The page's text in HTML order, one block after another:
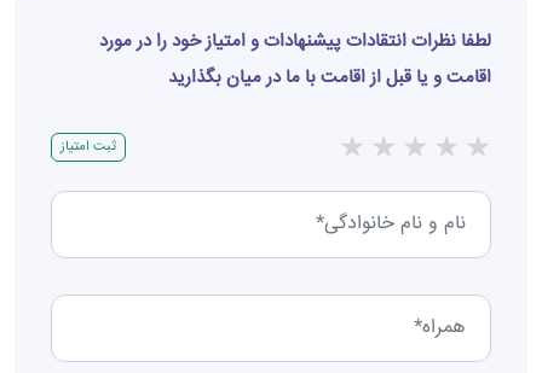
لطفا نظرات انتقادات پیشنهادات و امتیاز خود را در مورد
اقامت و یا قبل از اقامت با ما در میان بگذارید
★
★
★
★
★ ثبت امتیاز